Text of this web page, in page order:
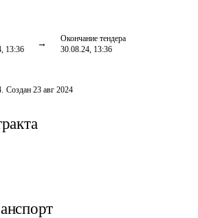
13:36
Окончание тендера
30.08.24, 13:36
. Создан 23 авг 2024